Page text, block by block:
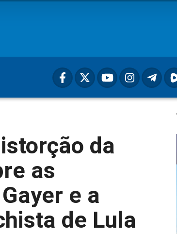
da
as
e a
de Lula